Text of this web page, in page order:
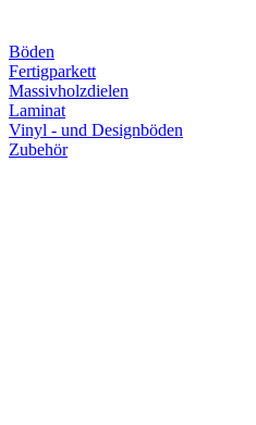
Böden
Fertigparkett
Massivholzdielen
Laminat
Vinyl - und Designböden
Zubehör